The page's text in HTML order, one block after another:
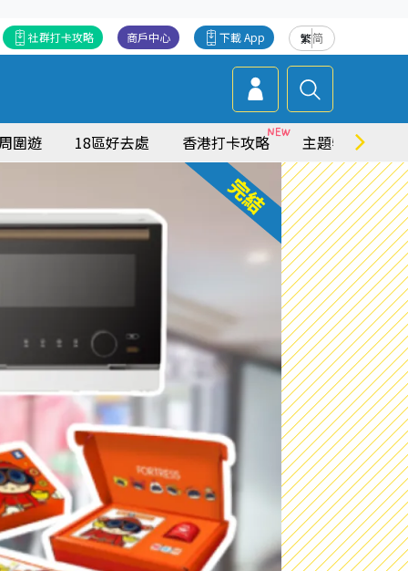
繁简
下載 App
商戶中心
社群打卡攻略
圍遊 18區好去處 香港打卡攻略 主題特集